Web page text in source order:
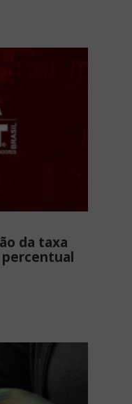
da taxa
percentual